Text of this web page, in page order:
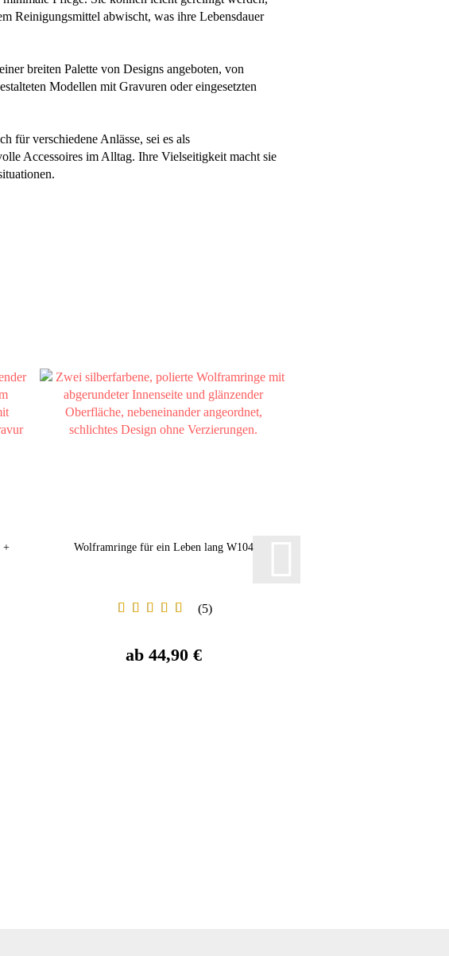
Reinigungsmittel abwischt, was ihre Lebensdauer
breiten Palette von Designs angeboten, von
Modellen mit Gravuren oder eingesetzten
für verschiedene Anlässe, sei es als
Accessoires im Alltag. Ihre Vielseitigkeit macht sie
+
Wolframringe für ein Leben lang W104
5
ab 44,90 €